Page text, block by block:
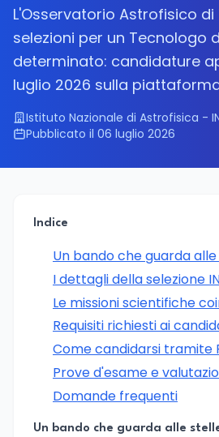
L'Osservatorio Astrofisico
selezioni per un Tecnologo
determinato: candidature
luglio 2026 sulla
Istituto Nazionale di Astrofisica -
Pubblicato il 06 luglio 2026
Indice
Un bando che guarda
I dettagli della selezione
Le missioni scientifiche
Requisiti richiesti ai
Come candidarsi tramite
Prove d'esame e
Domande frequenti
Un bando che guarda alle